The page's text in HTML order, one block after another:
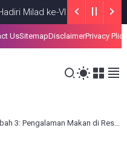
ke-VI HIMMAH DIY Bertema
UsSitemapDisclaimerPrivacy Plice
Makan di Restoran Terkenal